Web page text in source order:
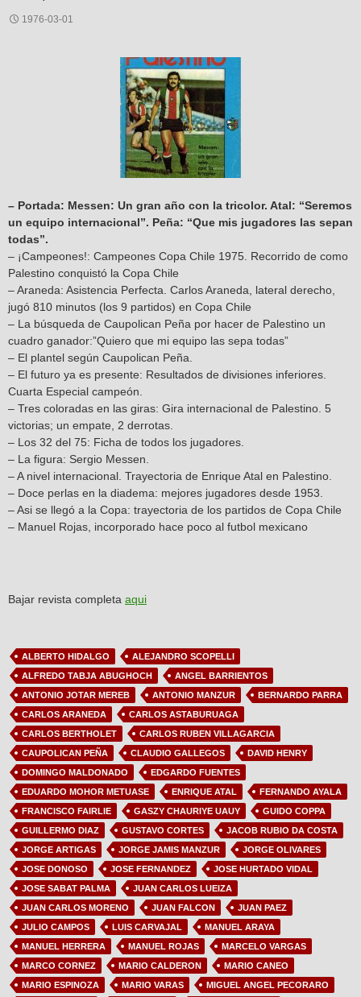
1976-03-01
– Portada: Messen: Un gran año con la tricolor. Atal: “Seremos
un equipo internacional”. Peña: “Que mis jugadores las sepan
todas”.
– ¡Campeones!: Campeones Copa Chile 1975. Recorrido de como
Palestino conquistó la Copa Chile
– Araneda: Asistencia Perfecta. Carlos Araneda, lateral derecho,
jugó 810 minutos (los 9 partidos) en Copa Chile
– La búsqueda de Caupolican Peña por hacer de Palestino un
cuadro ganador:”Quiero que mi equipo las sepa todas”
– El plantel según Caupolican Peña.
– El futuro ya es presente: Resultados de divisiones inferiores.
Cuarta Especial campeón.
– Tres coloradas en las giras: Gira internacional de Palestino. 5
victorias; un empate, 2 derrotas.
– Los 32 del 75: Ficha de todos los jugadores.
– La figura: Sergio Messen.
– A nivel internacional. Trayectoria de Enrique Atal en Palestino.
– Doce perlas en la diadema: mejores jugadores desde 1953.
– Asi se llegó a la Copa: trayectoria de los partidos de Copa Chile
– Manuel Rojas, incorporado hace poco al futbol mexicano
Bajar revista completa aqui
ALBERTO HIDALGO
ALEJANDRO SCOPELLI
ALFREDO TABJA ABUGHOCH
ANGEL BARRIENTOS
ANTONIO JOTAR MEREB
ANTONIO MANZUR
BERNARDO PARRA
CARLOS ARANEDA
CARLOS ASTABURUAGA
CARLOS BERTHOLET
CARLOS RUBEN VILLAGARCIA
CAUPOLICAN PEÑA
CLAUDIO GALLEGOS
DAVID HENRY
DOMINGO MALDONADO
EDGARDO FUENTES
EDUARDO MOHOR METUASE
ENRIQUE ATAL
FERNANDO AYALA
FRANCISCO FAIRLIE
GASZY CHAURIYE UAUY
GUIDO COPPA
GUILLERMO DIAZ
GUSTAVO CORTES
JACOB RUBIO DA COSTA
JORGE ARTIGAS
JORGE JAMIS MANZUR
JORGE OLIVARES
JOSE DONOSO
JOSE FERNANDEZ
JOSE HURTADO VIDAL
JOSE SABAT PALMA
JUAN CARLOS LUEIZA
JUAN CARLOS MORENO
JUAN FALCON
JUAN PAEZ
JULIO CAMPOS
LUIS CARVAJAL
MANUEL ARAYA
MANUEL HERRERA
MANUEL ROJAS
MARCELO VARGAS
MARCO CORNEZ
MARIO CALDERON
MARIO CANEO
MARIO ESPINOZA
MARIO VARAS
MIGUEL ANGEL PECORARO